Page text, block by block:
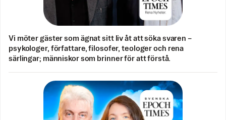
Vi möter gäster som ägnat sitt liv åt att söka svaren –
psykologer, författare, filosofer, teologer och rena
särlingar; människor som brinner för att förstå.